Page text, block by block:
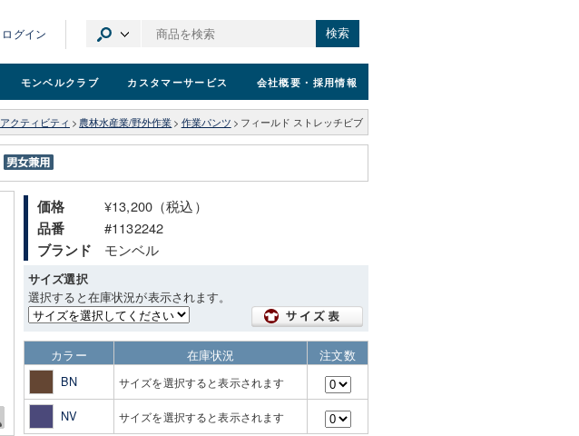
ログイン 検索
モンベルクラブ カスタマーサービス 会社概要 ・採用情報
アクティビティ > 農林水産業/野外作業 > 作業パンツ > フィールド ストレッチビブ
価格 ¥13,200（税込）
品番 #1132242
ブランド モンベル
サイズ選択
選択すると在庫状況が表示されます。
カラー 在庫状況
注文数
BN
サイズを選択すると表示されます
NV サイズを選択すると表示されます